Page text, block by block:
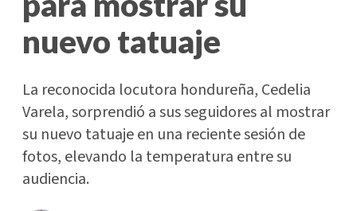
nuevo tatuaje
La reconocida locutora hondureña, Cedelia
Varela, sorprendió a sus seguidores al mostrar
su nuevo tatuaje en una reciente sesión de
fotos, elevando la temperatura entre su
audiencia.